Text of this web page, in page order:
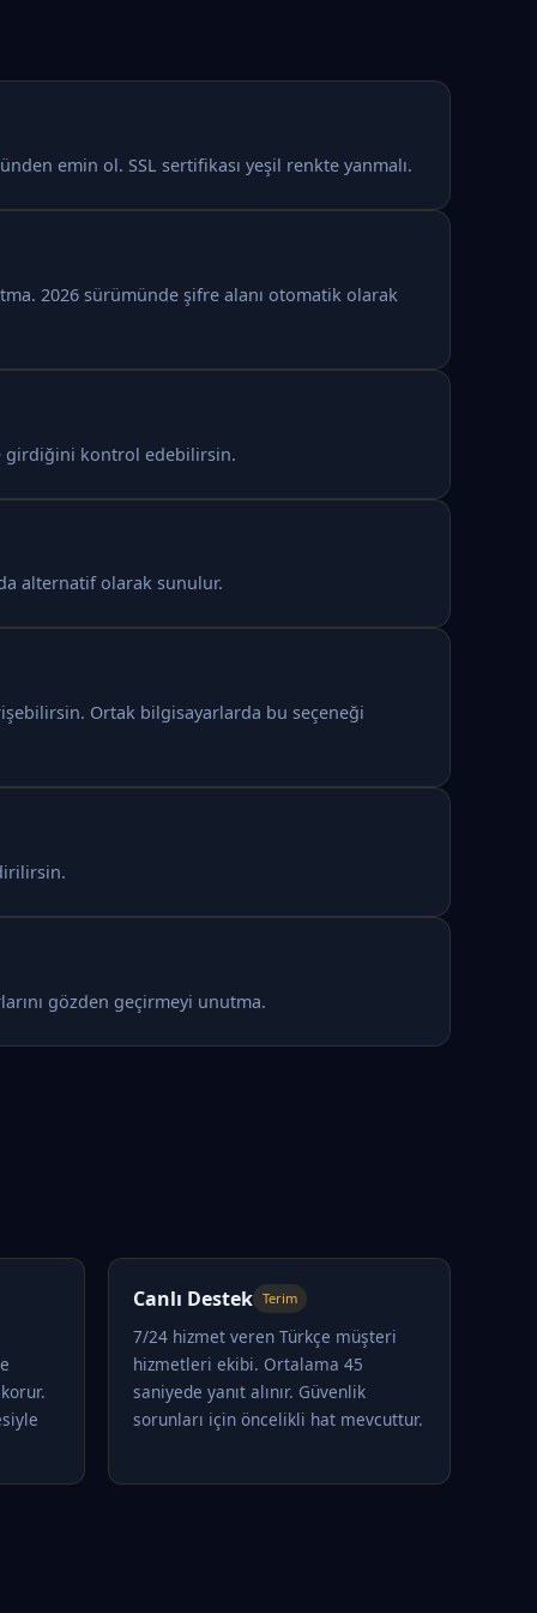
emin ol. SSL sertifikası yeşil renkte yanmalı.
2026 sürümünde şifre alanı otomatik olarak
girdiğini kontrol edebilirsin.
alternatif olarak sunulur.
Ortak bilgisayarlarda bu seçeneği
gözden geçirmeyi unutma.
Canlı Destek Terim
7/24 hizmet veren Türkçe müşteri
hizmetleri ekibi. Ortalama 45
saniyede yanıt alınır. Güvenlik
sorunları için öncelikli hat mevcuttur.